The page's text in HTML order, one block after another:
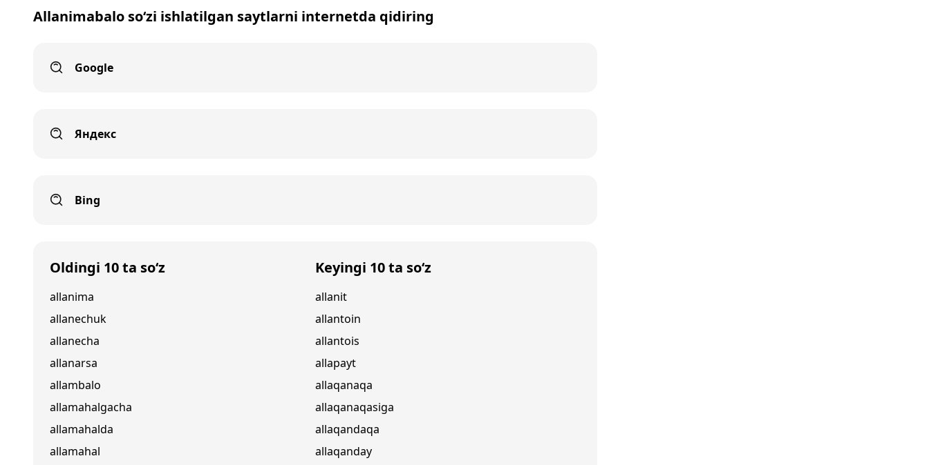
Allanimabalo so‘zi ishlatilgan saytlarni internetda qidiring
Google
Яндекс
Bing
Oldingi 10 ta so‘z
allanima
allanechuk
allanecha
allanarsa
allambalo
allamahalgacha
allamahalda
allamahal
Keyingi 10 ta so‘z
allanit
allantoin
allantois
allapayt
allaqanaqa
allaqanaqasiga
allaqandaqa
allaqanday